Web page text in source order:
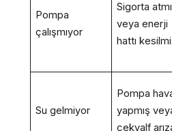
Pompa
çalışmıyor
Sigorta
veya enerji
hattı
Su gelmiyor
Pompa
yapmış
çekvalf